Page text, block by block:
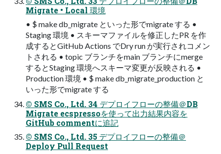
Migrate • Local 環境
• $ make db_migrate といった形でmigrate する •
Staging 環境 • スキーマファイルを修正したPR を作
成するとGitHub Actions でDry run が実行されコメン
トされる • topic ブランチをmain ブランチにmerge
するとStaging 環境へスキーマ変更が反映される •
Production 環境 • $ make db_migrate_production と
いった形でmigrate する
© SMS Co., Ltd. 34 デプロイフローの整備＠DB
Migrate ecspressoを使って出力結果内容を
GitHub commentに追記
© SMS Co., Ltd. 35 デプロイフローの整備＠
Deploy Pull Request